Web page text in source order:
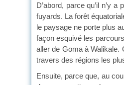
D’abord, parce qu’il n’y
fuyards. La forêt
le paysage ne porte plus
façon esquivé les
aller de Goma à Walikale.
travers des régions les
Ensuite, parce que, au